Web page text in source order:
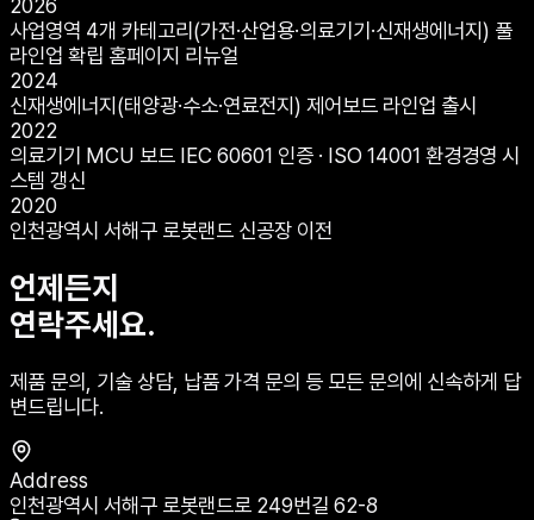
2026
사업영역 4개 카테고리(가전·산업용·의료기기·신재생에너지) 풀
라인업 확립 홈페이지 리뉴얼
2024
신재생에너지(태양광·수소·연료전지) 제어보드 라인업 출시
2022
의료기기 MCU 보드 IEC 60601 인증 · ISO 14001 환경경영 시
스템 갱신
2020
인천광역시 서해구 로봇랜드 신공장 이전
언제든지
연락주세요.
제품 문의, 기술 상담, 납품 가격 문의 등 모든 문의에 신속하게 답
변드립니다.
Address
인천광역시 서해구 로봇랜드로 249번길 62-8